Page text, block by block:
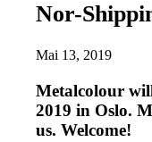
Nor-
Mai 13, 2019
Metalcolour
2019 in Oslo.
us. Welcome!